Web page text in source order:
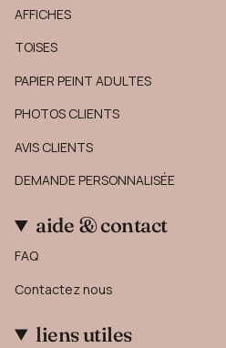
AFFICHES
TOISES
PAPIER PEINT ADULTES
PHOTOS CLIENTS
AVIS CLIENTS
DEMANDE PERSONNALISÉE
aide & contact
FAQ
Contactez nous
liens utiles